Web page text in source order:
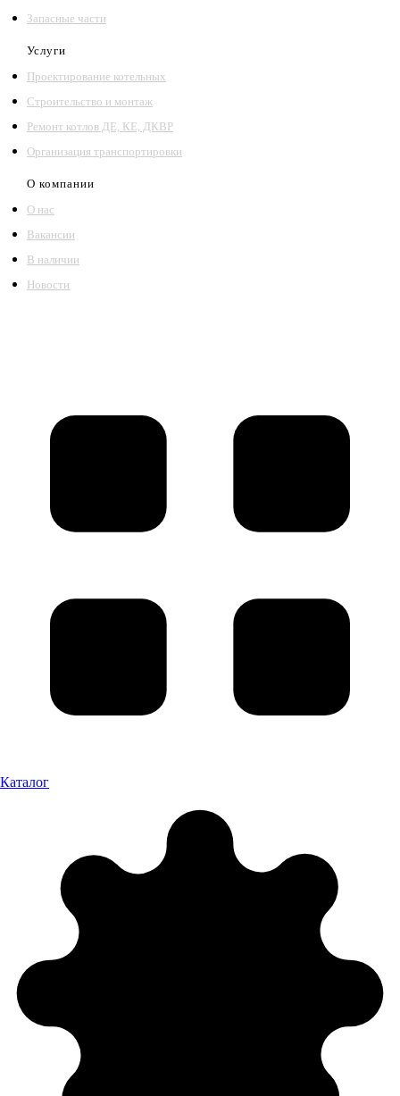
Запасные части
Услуги
Проектирование котельных
Строительство и монтаж
Ремонт котлов ДЕ, КЕ, ДКВР
Организация транспортировки
О компании
О нас
Вакансии
В наличии
Новости
Каталог